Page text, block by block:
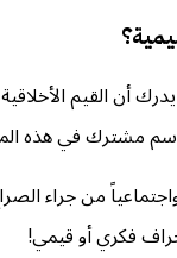
أن القيم
مشترك في هذه
من جراء
فكري أو قيمي!